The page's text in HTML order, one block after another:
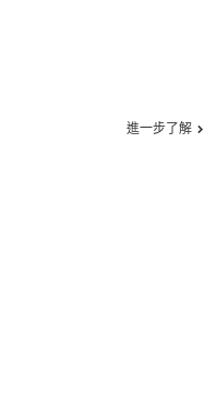
進一步了解